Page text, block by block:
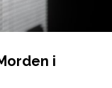
i